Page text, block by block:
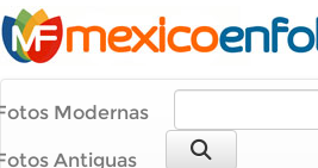
Modernas
Antiguas